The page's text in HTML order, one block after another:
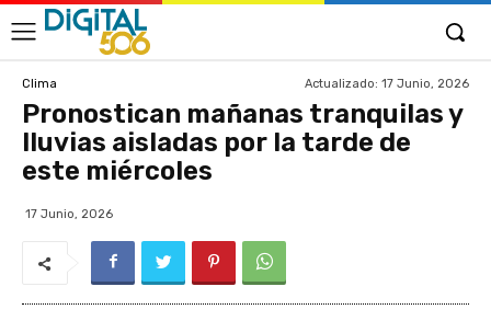
Clima Actualizado: 17 Junio, 2026
Pronostican mañanas tranquilas y
lluvias aisladas por la tarde de
este miércoles
17 Junio, 2026